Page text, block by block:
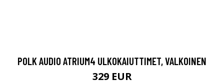
POLK AUDIO ATRIUM4 ULKOKAIUTTIMET, VALKOINEN
329 EUR